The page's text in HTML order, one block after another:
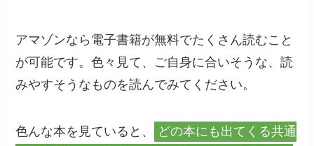
アマゾンなら電子書籍が無料でたくさん読むこと
が可能です。色々見て、ご自身に合いそうな、読
みやすそうなものを読んでみてください。
色んな本を見ていると、
どの本にも出てくる共通